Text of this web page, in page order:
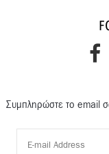
Συμπληρώστε το email